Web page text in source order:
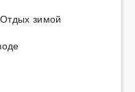
Отдых зимой